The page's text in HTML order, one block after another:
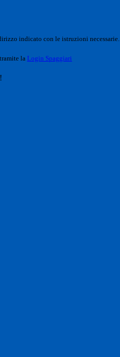
indicato con le istruzioni necessarie.
la Login Spaggiari